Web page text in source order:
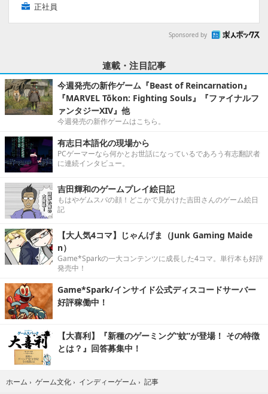
正社員
Sponsored by
連載・注目記事
今週発売の新作ゲーム『Beast of Reincarnation』
『MARVEL Tōkon: Fighting Souls』『ファイナルフ
ァンタジーXIV』他
今週発売の新作ゲームはこちら。
有志日本語化の現場から
PCゲーマーなら何かとお世話になっているであろう有志翻訳者
に連続インタビュー。
吉田輝和のゲームプレイ絵日記
もはやゲムスパの顔！どこかで見かけた吉田さんのゲーム絵日
記
【大人気4コマ】じゃんげま（Junk Gaming Maide
n）
Game*Sparkの一大コンテンツに成長した4コマ。単行本も好評
発売中！
Game*Spark/インサイド公式ディスコードサーバー
好評稼働中！
【大喜利】『新種のゲーミング“蚊”が登場！ その特徴
とは？』回答募集中！
ホーム › ゲーム文化 › インディーゲーム › 記事